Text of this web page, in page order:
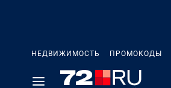
НЕДВИЖИМОСТЬ ПРОМОКОДЫ